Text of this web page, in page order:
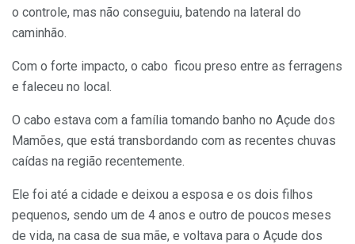
o controle, mas não conseguiu, batendo na lateral do
caminhão.
Com o forte impacto, o cabo ficou preso entre as ferragens
e faleceu no local.
O cabo estava com a família tomando banho no Açude dos
Mamões, que está transbordando com as recentes chuvas
caídas na região recentemente.
Ele foi até a cidade e deixou a esposa e os dois filhos
pequenos, sendo um de 4 anos e outro de poucos meses
de vida, na casa de sua mãe, e voltava para o Açude dos